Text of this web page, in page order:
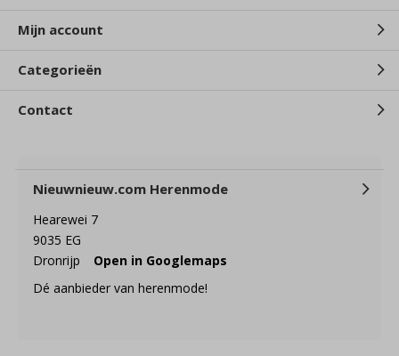
Mijn account
Categorieën
Contact
Nieuwnieuw.com Herenmode
Hearewei 7
9035 EG
Dronrijp
Open in Googlemaps
Dé aanbieder van herenmode!